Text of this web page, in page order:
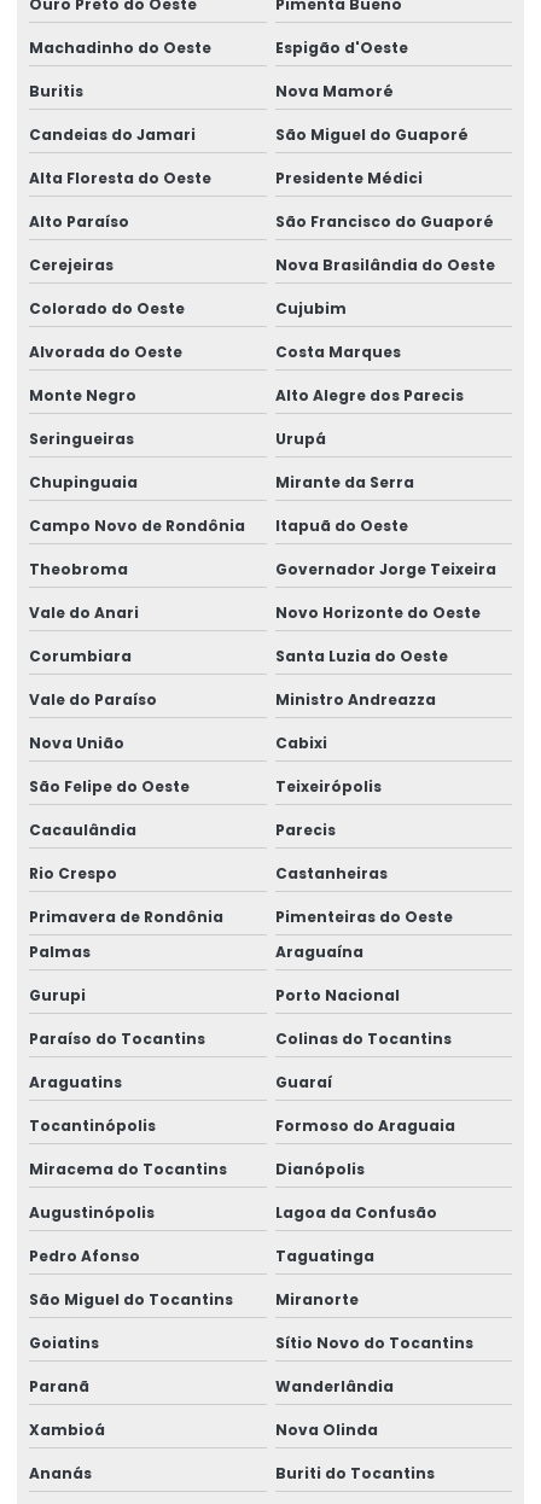
Pórtico Rolante Com Controle Remoto
Pórtico Rolante Monoviga
Projetor De Linha Para Garfo De Empilhadeira
Projetos De Infraestrutura
Projetos Elétricos Industriais
Retrofitting De Circuitos Elétricos
Retrofitting De Infraestrutura Elétrica
Retrofitting De Subestações
Semipórtico Rolante
Semipórtico Rolante Biviga
Semipórtico Rolante Monoviga
Semipórtico Rolante Para Movimentação De Cargas
Semipórticos Rolantes Para Indústria
Semipórticos Rolantes Para Uso Industrial
Serviço De Manutenção De Geradores
Serviços De Elaboração De Projetos
Sirene De Segurança Ma100 Para Indústria
Sistema L Invertido Para Monovias
Talha Elétrica
Talha Elétrica De 1 Tonelada A 32 Toneladas
Talha Elétrica Para Elevação De Carga
Talhas Elétricas Amazonia E Região Norte
Talhas Elétricas Para Movimentação De Cargas
Venda De Braço Giratório Brevil
Venda De Carros De Transferência No Pará
Venda De Controle Remoto Alpha 4000
Venda De Pórtico Rolante
Machadinho do Oeste Espigão d'Oeste
Buritis Nova Mamoré
Candeias do Jamari São Miguel do Guaporé
Alta Floresta do Oeste Presidente Médici
Alto Paraíso São Francisco do Guaporé
Cerejeiras Nova Brasilândia do Oeste
Colorado do Oeste Cujubim
Alvorada do Oeste Costa Marques
Monte Negro Alto Alegre dos Parecis
Seringueiras Urupá
Chupinguaia Mirante da Serra
Campo Novo de Rondônia Itapuã do Oeste
Theobroma Governador Jorge Teixeira
Vale do Anari Novo Horizonte do Oeste
Corumbiara Santa Luzia do Oeste
Vale do Paraíso Ministro Andreazza
Nova União Cabixi
São Felipe do Oeste Teixeirópolis
Cacaulândia Parecis
Rio Crespo Castanheiras
Primavera de Rondônia
Pimenteiras do Oeste
Palmas
Araguaína
Gurupi Porto Nacional
Paraíso do Tocantins Colinas do Tocantins
Araguatins Guaraí
Tocantinópolis Formoso do Araguaia
Miracema do Tocantins Dianópolis
Augustinópolis Lagoa da Confusão
Pedro Afonso Taguatinga
São Miguel do Tocantins Miranorte
Goiatins Sítio Novo do Tocantins
Paranã Wanderlândia
Xambioá Nova Olinda
Ananás Buriti do Tocantins